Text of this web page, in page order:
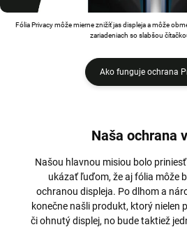
Fólia Privacy môže mierne znižíť jas displeja a môže
zariadeniach so slabšou
Ako funguje ochrana
Naša ochrana
Našou hlavnou misiou bolo
ukázať ľuďom, že aj fólia môže
ochranou displeja. Po dlhom a
konečne našli produkt, ktorý nielen
či ohnutý displej, no bude taktiež